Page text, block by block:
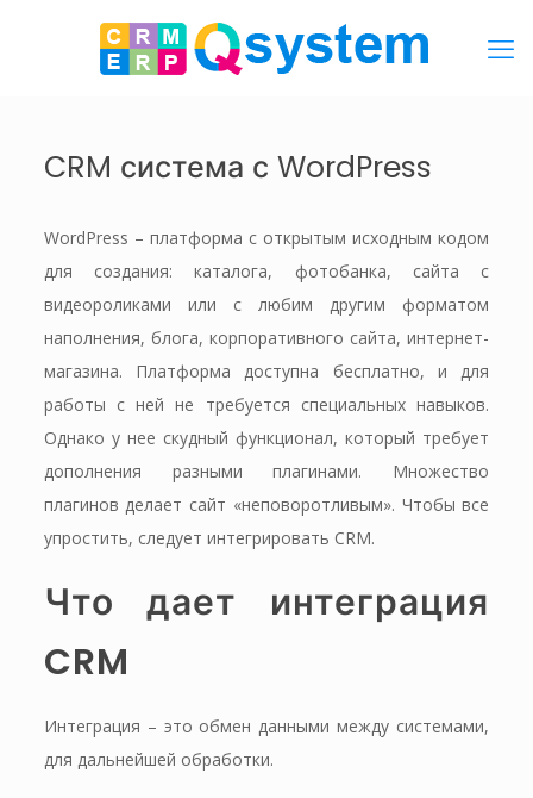
CRM система с WordPress
WordPress – платформа с открытым исходным кодом
для создания: каталога, фотобанка, сайта с
видеороликами или с любим другим форматом
наполнения, блога, корпоративного сайта, интернет-
магазина. Платформа доступна бесплатно, и для
работы с ней не требуется специальных навыков.
Однако у нее скудный функционал, который требует
дополнения разными плагинами. Множество
плагинов делает сайт «неповоротливым». Чтобы все
упростить, следует интегрировать CRM.
Что дает интеграция
CRM
Интеграция – это обмен данными между системами,
для дальнейшей обработки.